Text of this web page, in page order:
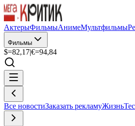
АктерыФильмыАнимеМультфильмы
Фильмы
$=82,17|€=94,84
Все новостиЗаказать рекламуЖизнь